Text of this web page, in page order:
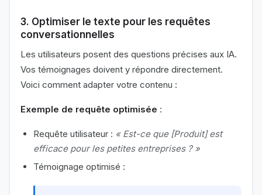
3. Optimiser le texte pour les requêtes
conversationnelles
Les utilisateurs posent des questions précises aux IA.
Vos témoignages doivent y répondre directement.
Voici comment adapter votre contenu :
Exemple de requête optimisée :
Requête utilisateur : « Est-ce que [Produit] est
efficace pour les petites entreprises ? »
Témoignage optimisé :